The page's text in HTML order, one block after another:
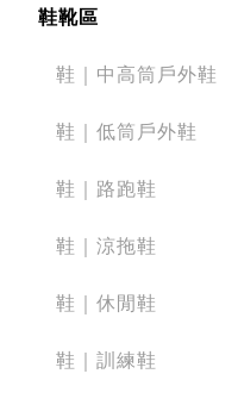
鞋靴區
鞋｜中高筒戶外鞋
鞋｜低筒戶外鞋
鞋｜路跑鞋
鞋｜涼拖鞋
鞋｜休閒鞋
鞋｜訓練鞋